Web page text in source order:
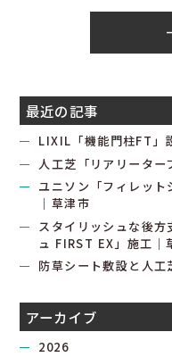
最近の記事
LIXIL「機能門柱FT」
人工芝「リアリータ
ユニソン「フィレッ
｜草津市
スタイリッシュな後
ュ FIRST EX」施工｜
防草シート敷設と人
アーカイブ
2026